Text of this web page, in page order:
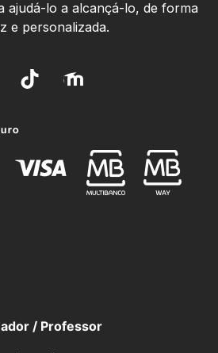
ajudá-lo a alcançá-lo, de forma
e personalizada.
/ Professor